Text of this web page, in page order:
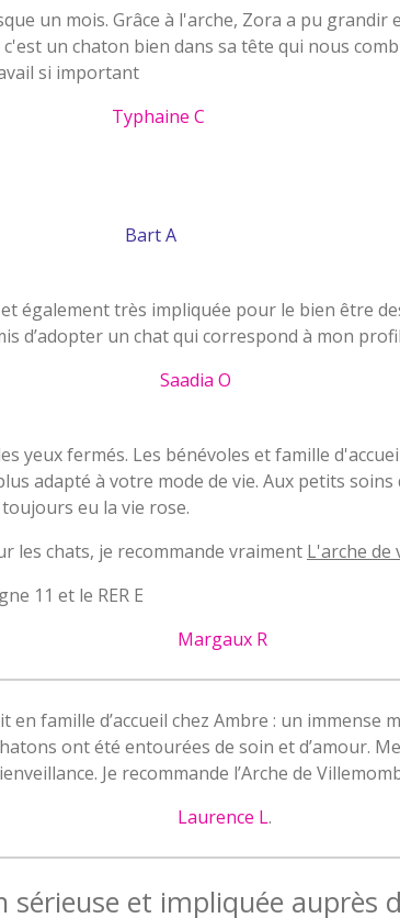
un mois. Grâce à l'arche, Zora a pu
un chaton bien dans sa tête qui nous
si important
Typhaine C
Bart A
également très impliquée pour le bien être
d’adopter un chat qui correspond à mon
Saadia O
yeux fermés. Les bénévoles et famille
adapté à votre mode de vie. Aux petits
eu la vie rose.
les chats, je recommande vraiment L'arche de
11 et le RER E
Margaux R
famille d’accueil chez Ambre : un immense
ont été entourées de soin et d’amour.
Je recommande l’Arche de
Laurence L.
sérieuse et impliquée auprès